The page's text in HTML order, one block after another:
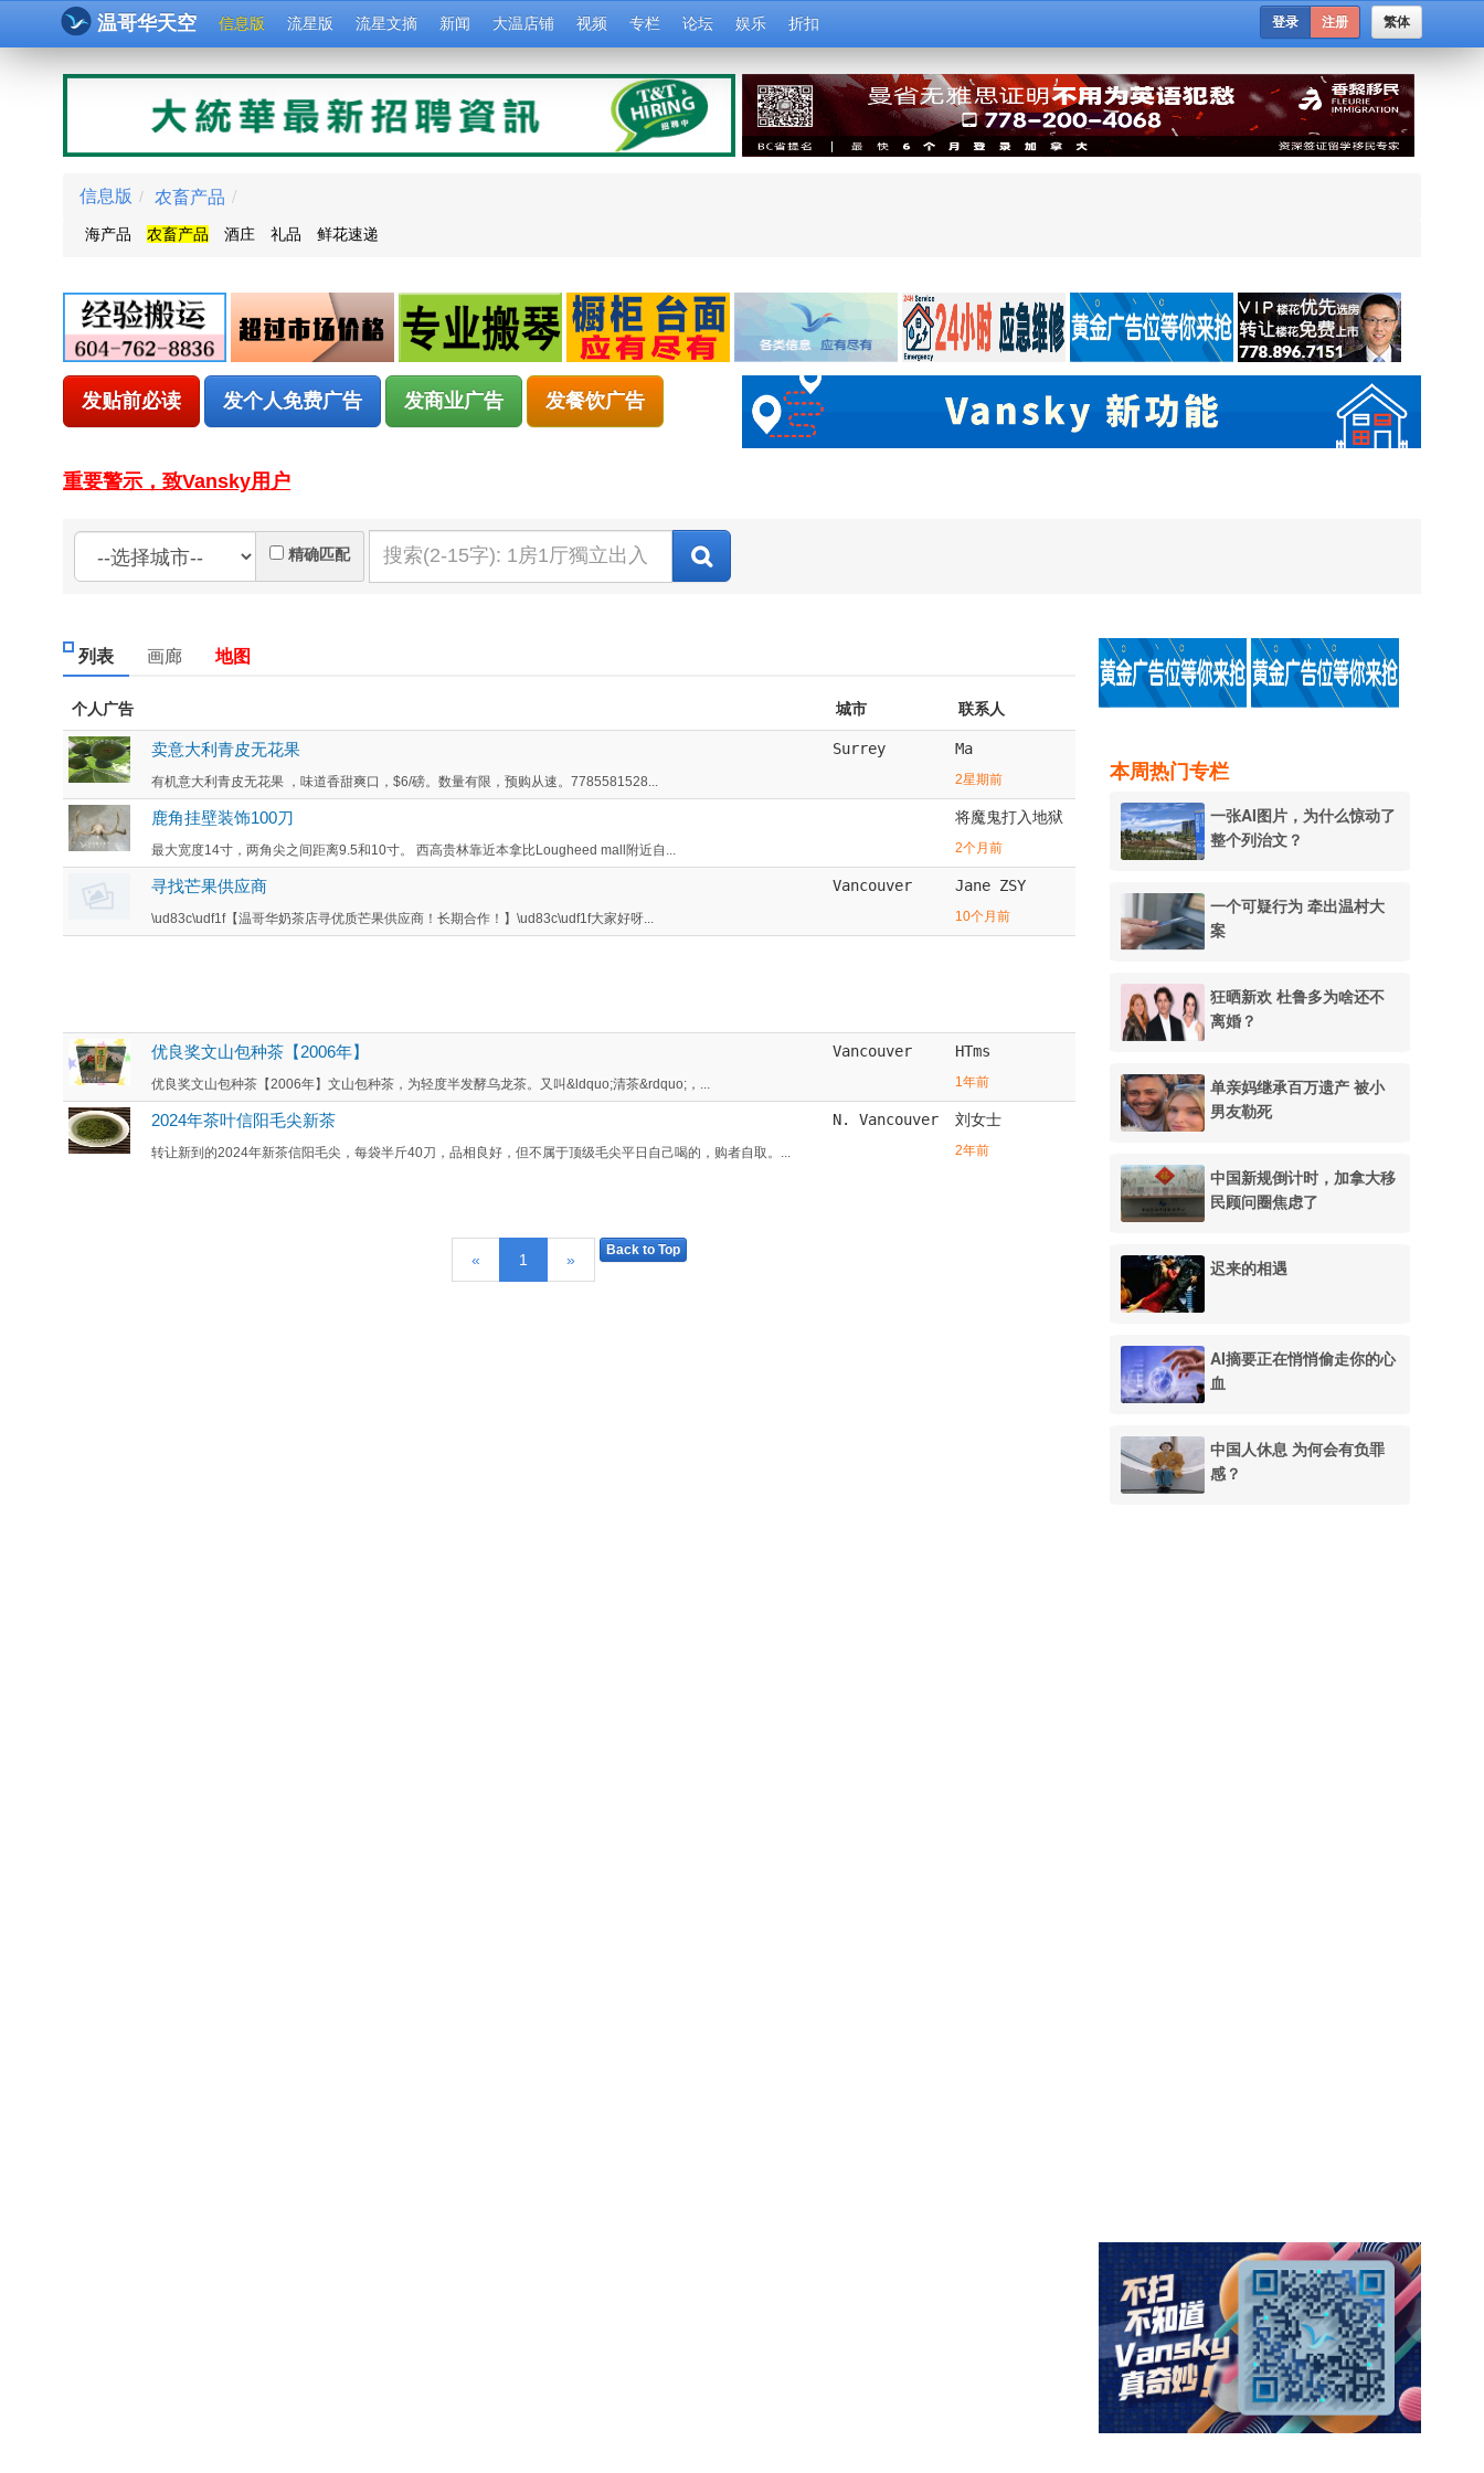
温哥华天空 信息版 流星版 流星文摘 新闻 大温店铺 视频 专栏 论坛 娱乐 折扣 繁体
登录 注册
信息版 / 农畜产品 /
海产品 农畜产品 酒庄 礼品 鲜花速递
发贴前必读 发个人免费广告 发商业广告 发餐饮广告
重要警示，致Vansky用户
精确匹配
列表 画廊 地图
个人广告 城市 联系人
卖意大利青皮无花果
有机意大利青皮无花果 ，味道香甜爽口，$6/磅。数量有限，预购从速。7785581528...
Surrey Ma
2星期前
鹿角挂壁装饰100刀
最大宽度14寸，两角尖之间距离9.5和10寸。 西高贵林靠近本拿比Lougheed mall附近自...
将魔鬼打入地狱
2个月前
寻找芒果供应商
\ud83c\udf1f【温哥华奶茶店寻优质芒果供应商！长期合作！】\ud83c\udf1f大家好呀...
Vancouver Jane ZSY
10个月前
优良奖文山包种茶【2006年】
优良奖文山包种茶【2006年】文山包种茶，为轻度半发酵乌龙茶。又叫&ldquo;清茶&rdquo;，...
Vancouver HTms
1年前
2024年茶叶信阳毛尖新茶
转让新到的2024年新茶信阳毛尖，每袋半斤40刀，品相良好，但不属于顶级毛尖平日自己喝的，购者自取。...
N. Vancouver 刘女士
2年前
« 1 »
Back to Top
本周热门专栏
一张AI图片，为什么惊动了
整个列治文？
一个可疑行为 牵出温村大
案
狂晒新欢 杜鲁多为啥还不
离婚？
单亲妈继承百万遗产 被小
男友勒死
中国新规倒计时，加拿大移
民顾问圈焦虑了
迟来的相遇
AI摘要正在悄悄偷走你的心
血
中国人休息 为何会有负罪
感？